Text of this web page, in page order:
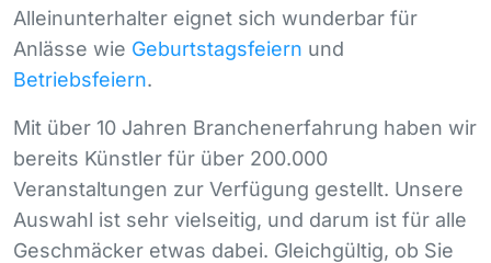
Alleinunterhalter eignet sich wunderbar für
Anlässe wie Geburtstagsfeiern und
Betriebsfeiern.
Mit über 10 Jahren Branchenerfahrung haben wir
bereits Künstler für über 200.000
Veranstaltungen zur Verfügung gestellt. Unsere
Auswahl ist sehr vielseitig, und darum ist für alle
Geschmäcker etwas dabei. Gleichgültig, ob Sie